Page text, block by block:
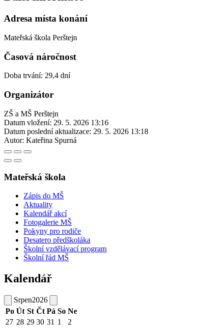
Adresa místa konání
Mateřská škola Perštejn
Časová náročnost
Doba trvání: 29,4 dní
Organizátor
ZŠ a MŠ Perštejn
Datum vložení: 29. 5. 2026 13:16
Datum poslední aktualizace: 29. 5. 2026 13:18
Autor: Kateřina Spurná
Mateřská škola
Zápis do MŠ
Aktuality
Kalendář akcí
Fotogalerie MŠ
Pokyny pro rodiče
Desatero předškoláka
Školní vzdělávací program
Školní řád MŠ
Kalendář
Srpen2026
Po Út St Čt Pá So Ne
27 28 29 30 31 1
2